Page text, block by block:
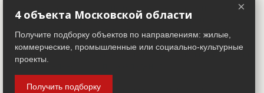
официального адреса дома до окончания строительства,
когда дому присваивают почтовый адрес. Строительный
адрес обычно состоит из трех частей: названия
строительного района (возможно, улицы), номера квартала
(не обязательно) и корпуса (владения).
Настоящим строительным адресом можно считать адрес,
×
4 объекта Московской области
Получите подборку объектов по направлениям: жилые,
коммерческие, промышленные или социально-культурные
проекты.
Получить подборку